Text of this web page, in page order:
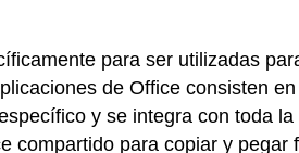
para ser utilizadas
de Office consisten
y se integra con toda
compartido para copiar y pegar